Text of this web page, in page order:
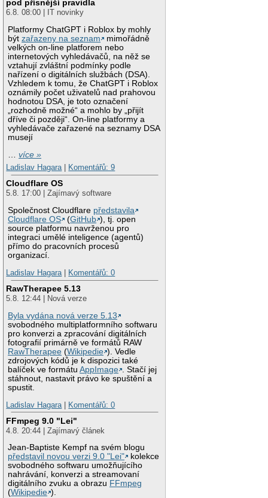
pod přísnější pravidla
6.8. 08:00 | IT novinky
Platformy ChatGPT i Roblox by mohly
býtzařazeny na seznam
mimořádně
velkých on-line platforem nebo
internetových vyhledávačů, na něž se
vztahují zvláštní podmínky podle
nařízení o digitálních službách (DSA).
Vzhledem k tomu, že ChatGPT i Roblox
oznámily počet uživatelů nad prahovou
hodnotou DSA, je toto označení
„rozhodně možné“ a mohlo by „přijít
dříve či později“. On-line platformy a
vyhledávače zařazené na seznamy DSA
musejí
…více »
Ladislav Hagara| Komentářů: 9
Cloudflare OS
5.8. 17:00 | Zajímavý software
Společnost Cloudflare představila
Cloudflare OS
(GitHub ), tj. open
source platformu navrženou pro
integraci umělé inteligence (agentů)
přímo do pracovních procesů
organizací.
Ladislav Hagara| Komentářů: 0
RawTherapee 5.13
5.8. 12:44 | Nová verze
Byla vydána nová verze 5.13
svobodného multiplatformního softwaru
pro konverzi a zpracování digitálních
fotografií primárně ve formátů RAW
RawTherapee (Wikipedie ). Vedle
zdrojových kódů je k dispozici také
balíček ve formátuAppImage
. Stačí jej
stáhnout, nastavit právo ke spuštění a
spustit.
Ladislav Hagara| Komentářů: 0
FFmpeg 9.0 "Lei"
4.8. 20:44 | Zajímavý článek
Jean-Baptiste Kempf na svém blogu
představil novou verzi 9.0 "Lei"
kolekce
svobodného softwaru umožňujícího
nahrávání, konverzi a streamovaní
digitálního zvuku a obrazu FFmpeg
(Wikipedie ).